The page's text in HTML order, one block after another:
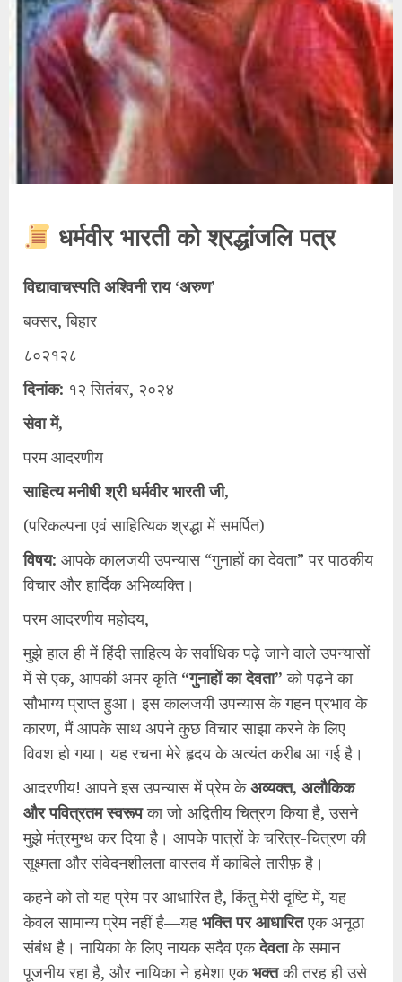
धर्मवीर भारती को श्रद्धांजलि पत्र
विद्यावाचस्पति अश्विनी राय ‘अरुण’
बक्सर, बिहार
८०२१२८
दिनांक: १२ सितंबर, २०२४
सेवा में,
​परम आदरणीय
साहित्य मनीषी श्री धर्मवीर भारती जी,
(परिकल्पना एवं साहित्यिक श्रद्धा में समर्पित)
विषय: आपके कालजयी उपन्यास “गुनाहों का देवता” पर पाठकीय
विचार और हार्दिक अभिव्यक्ति।
​परम आदरणीय महोदय,
​मुझे हाल ही में हिंदी साहित्य के सर्वाधिक पढ़े जाने वाले उपन्यासों
में से एक, आपकी अमर कृति “गुनाहों का देवता” को पढ़ने का
सौभाग्य प्राप्त हुआ। इस कालजयी उपन्यास के गहन प्रभाव के
कारण, मैं आपके साथ अपने कुछ विचार साझा करने के लिए
विवश हो गया। यह रचना मेरे हृदय के अत्यंत करीब आ गई है।
​आदरणीय! आपने इस उपन्यास में प्रेम केअव्यक्त, अलौकिक
और पवित्रतम स्वरूपका जो अद्वितीय चित्रण किया है, उसने
मुझे मंत्रमुग्ध कर दिया है। आपके पात्रों के चरित्र-चित्रण की
सूक्ष्मता और संवेदनशीलता वास्तव में काबिले तारीफ़ है।
​कहने को तो यह प्रेम पर आधारित है, किंतु मेरी दृष्टि में, यह
केवल सामान्य प्रेम नहीं है—यह भक्ति पर आधारितएक अनूठा
संबंध है। नायिका के लिए नायक सदैव एकदेवताके समान
पूजनीय रहा है, और नायिका ने हमेशा एकभक्तकी तरह ही उसे